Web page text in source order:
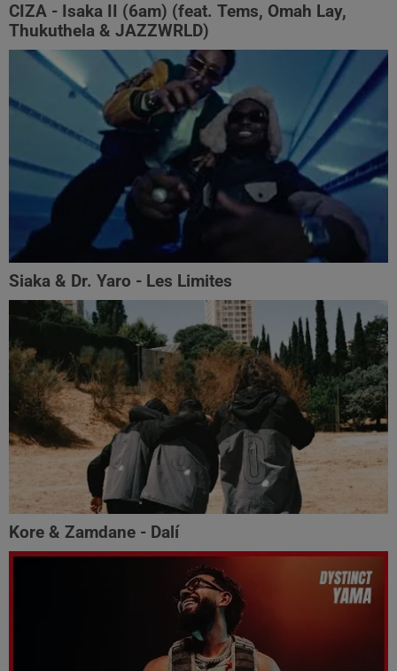
CIZA - Isaka II (6am) (feat. Tems, Omah Lay,
Thukuthela & JAZZWRLD)
Siaka & Dr. Yaro - Les Limites
Kore & Zamdane - Dalí